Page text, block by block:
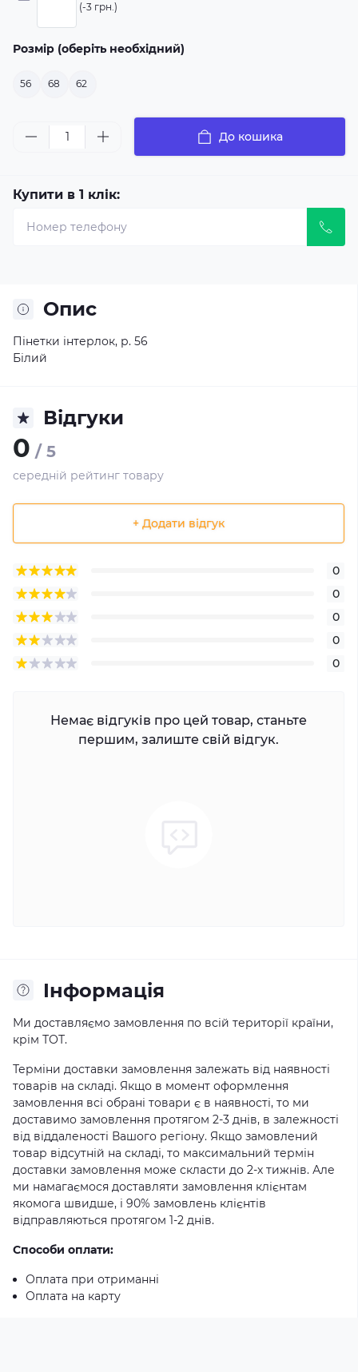
(-3 грн.)
Розмір (оберіть необхідний)
56 68 62
До кошика
Купити в 1 клік:
Опис
Пінетки інтерлок, р. 56
Білий
Відгуки
0 / 5
середній рейтинг товару
+ Додати відгук
0
0
0
0
0
Немає відгуків про цей товар, станьте
першим, залиште свій відгук.
Iнформація
Ми доставляємо замовлення по всій території країни,
крім ТОТ.
Терміни доставки замовлення залежать від наявності
товарів на складі. Якщо в момент оформлення
замовлення всі обрані товари є в наявності, то ми
доставимо замовлення протягом 2-3 днів, в залежності
від віддаленості Вашого регіону. Якщо замовлений
товар відсутній на складі, то максимальний термін
доставки замовлення може скласти до 2-х тижнів. Але
ми намагаємося доставляти замовлення клієнтам
якомога швидше, і 90% замовлень клієнтів
відправляються протягом 1-2 днів.
Способи оплати:
Оплата при отриманні
Оплата на карту